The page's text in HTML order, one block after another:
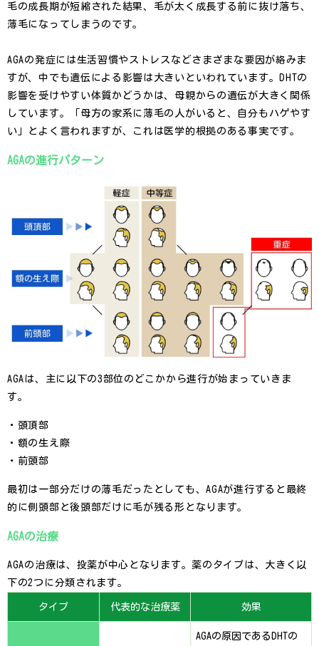
毛の成長期が短縮された結果、毛が太く成長する前に抜け落ち、
薄毛になってしまうのです。
AGAの発症には生活習慣やストレスなどさまざまな要因が絡みま
すが、中でも遺伝による影響は大きいといわれています。DHTの
影響を受けやすい体質かどうかは、母親からの遺伝が大きく関係
しています。「母方の家系に薄毛の人がいると、自分もハゲやす
い」とよく言われますが、これは医学的根拠のある事実です。
AGAの進行パターン
AGAは、主に以下の3部位のどこかから進行が始まっていきま
す。
・頭頂部
・額の生え際
・前頭部
最初は一部分だけの薄毛だったとしても、AGAが進行すると最終
的に側頭部と後頭部だけに毛が残る形となります。
AGAの治療
AGAの治療は、投薬が中心となります。薬のタイプは、大きく以
下の2つに分類されます。
タイプ 代表的な治療薬 効果
AGAの原因であるDHTの